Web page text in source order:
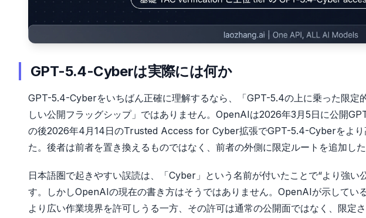
GPT-5.4-Cyberは実際には何か
GPT-5.4-Cyberをいちばん正確に理解するなら、「GPT-5.4の上に乗った限
しい公開フラッグシップ」ではありません。OpenAIは2026年3月5日に公開
の後2026年4月14日のTrusted Access for Cyber拡張でGPT-5.4-Cyberをより
た。後者は前者を置き換えるものではなく、前者の外側に限定ルートを追加した
日本語圏で起きやすい誤読は、「Cyber」という名前が付いたことで“より強
す。しかしOpenAIの現在の書き方はそうではありません。OpenAIが示してい
より広い作業境界を許可しうる一方、その許可は通常の公開面ではなく、限定